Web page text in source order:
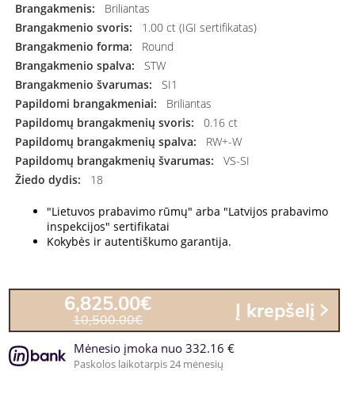
Brangakmenis:
Briliantas
Brangakmenio svoris:
1.00 ct (IGI sertifikatas)
Brangakmenio forma:
Round
Brangakmenio spalva:
STW
Brangakmenio švarumas:
SI1
Papildomi brangakmeniai:
Briliantas
Papildomų brangakmenių svoris:
0.16 ct
Papildomų brangakmenių spalva:
RW+-W
Papildomų brangakmenių švarumas:
VS-SI
Žiedo dydis:
18
"Lietuvos prabavimo rūmų" arba "Latvijos prabavimo
inspekcijos" sertifikatai
Kokybės ir autentiškumo garantija.
6,825.00€
10,500.00€ Į krepšelį
Mėnesio įmoka nuo 332.16 €
Paskolos laikotarpis 24 mėnesių